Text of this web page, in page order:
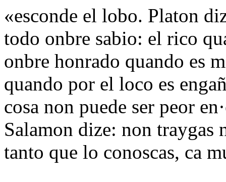
«esconde el lobo. Platon
todo onbre sabio: el rico
onbre honrado quando es
quando por el loco es
cosa non puede ser peor
Salamon dize: non traygas
tanto que lo conoscas, ca